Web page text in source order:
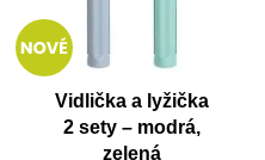
Vidlička a lyžička
2 sety – modrá,
zelená